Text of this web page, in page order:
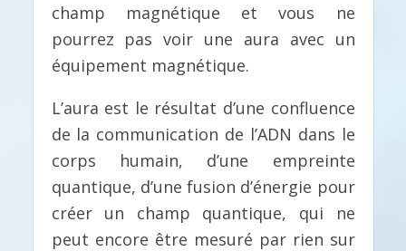
champ magnétique et vous ne
pourrez pas voir une aura avec un
équipement magnétique.
L’aura est le résultat d’une confluence
de la communication de l’ADN dans le
corps humain, d’une empreinte
quantique, d’une fusion d’énergie pour
créer un champ quantique, qui ne
peut encore être mesuré par rien sur